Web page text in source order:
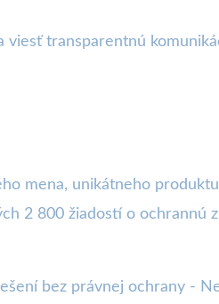
viesť transparentnú
mena, unikátneho
2 800 žiadostí o ochrannú
bez právnej ochrany -